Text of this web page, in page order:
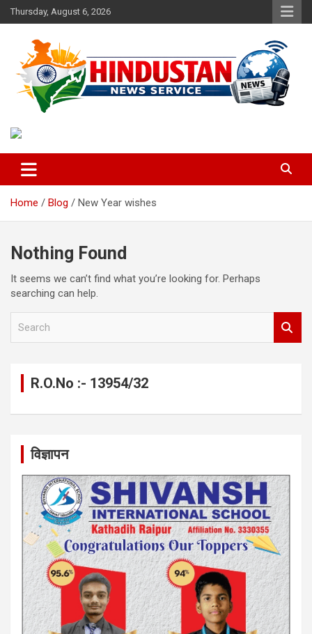
Skip
to
Thursday, August 6, 2026
Hindustan News Service
Home Blog New Year wishes
Nothing Found
It seems we can’t find what you’re looking for. Perhaps
searching can help.
R.O.No :- 13954/32
विज्ञापन